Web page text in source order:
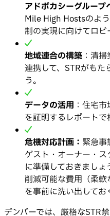
アドボカシーグループ
Mile High Hostsのよ
制の実現に向けてロビ
地域連合の構築 ：清
連携して、STRがもた
う。
データの活用 ：住宅
を証明するレポートで
危機対応計画： 緊急事
ゲスト・オーナー・
に準備しておきましょ
削減可能な費用（柔軟
を事前に洗い出してお
デンバーでは、厳格なSTR